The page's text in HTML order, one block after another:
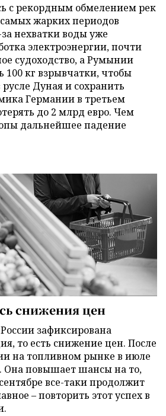
с рекордным обмелением рек
жарких периодов
нехватки воды уже
электроэнергии, почти
судоходство, а Румынии
100 кг взрывчатки, чтобы
Дуная и сохранить
Германии в третьем
до 2 млрд евро. Чем
дальнейшее падение
снижения цен
зафиксирована
то есть снижение цен. После
на топливном рынке в июле
Она повышает шансы на то,
все-таки продолжит
– повторить этот успех в